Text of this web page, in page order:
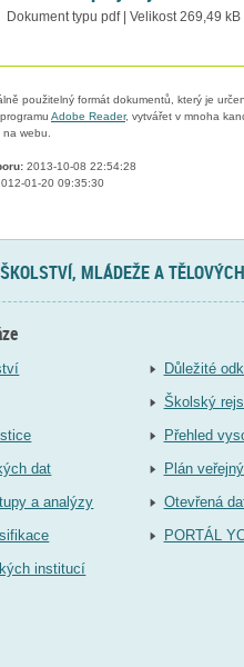
Dokument typu pdf | Velikost 269,49 kB
použitelný formát dokumentů, který je
Adobe Reader, vytvářet v mnoha
na webu.
2013-10-08 22:54:28
01-20 09:35:30
MLÁDEŽE A
dat
a analýzy
institucí
Důležité
Školský
Přehled
Plán
Otevřená
PORTÁL